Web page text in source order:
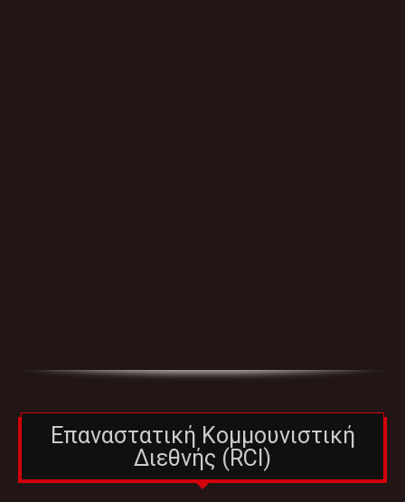
Επαναστατική Κομμουνιστική
Διεθνής (RCI)